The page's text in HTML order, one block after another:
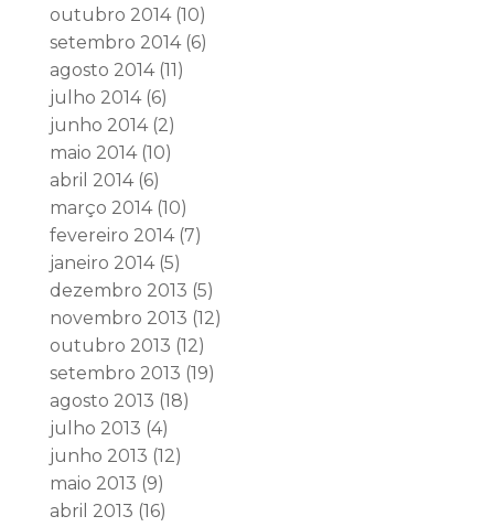
outubro 2014(10)
setembro 2014(6)
agosto 2014(11)
julho 2014(6)
junho 2014(2)
maio 2014(10)
abril 2014(6)
março 2014(10)
fevereiro 2014(7)
janeiro 2014(5)
dezembro 2013 (5)
novembro 2013 (12)
outubro 2013 (12)
setembro 2013 (19)
agosto 2013 (18)
julho 2013 (4)
junho 2013 (12)
maio 2013 (9)
abril 2013 (16)